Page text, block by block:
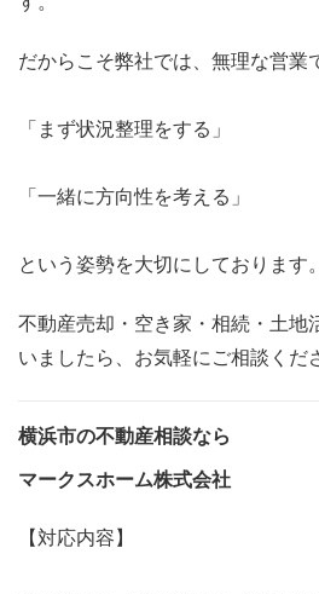
だからこそ弊社では、無理な営業
「まず状況整理をする」
「一緒に方向性を考える」
という姿勢を大切にしております。
不動産売却・空き家・相続・土地
いましたら、お気軽にご相談くだ
横浜市の不動産相談なら
マークスホーム株式会社
【対応内容】